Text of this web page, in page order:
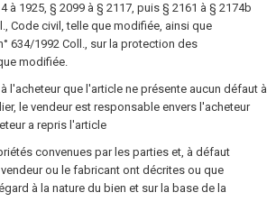
1925, § 2099 à § 2117, puis § 2161 à § 2174b
Code civil, telle que modifiée, ainsi que
634/1992 Coll., sur la protection des
modifiée.
l'acheteur que l'article ne présente aucun défaut à
le vendeur est responsable envers l'acheteur
a repris l'article
convenues par les parties et, à défaut
ou le fabricant ont décrites ou que
à la nature du bien et sur la base de la